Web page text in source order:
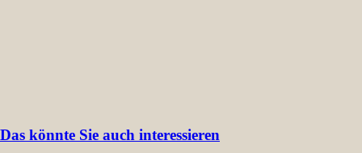
Das könnte Sie auch interessieren